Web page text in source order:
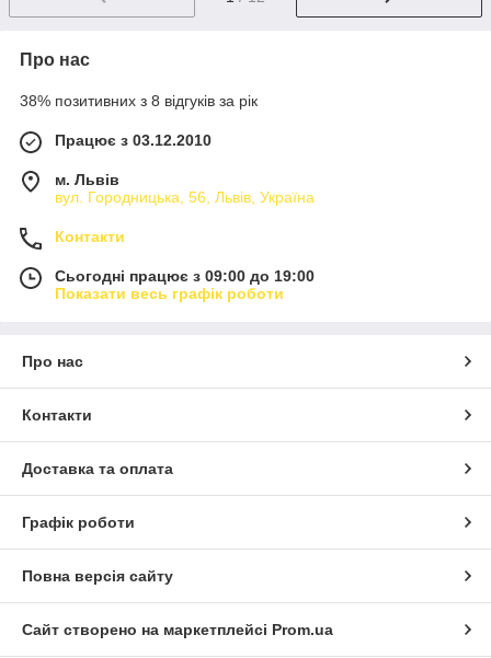
Про нас
38% позитивних з 8 відгуків за рік
Працює з 03.12.2010
м. Львів
вул. Городницька, 56, Львів, Україна
Контакти
Сьогодні працює з 09:00 до 19:00
Показати весь графік роботи
Про нас
Контакти
Доставка та оплата
Графік роботи
Повна версія сайту
Сайт створено на маркетплейсі Prom.ua